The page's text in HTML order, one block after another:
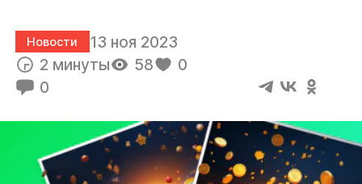
Новости
13 ноя 2023
2 минуты
58
0
0